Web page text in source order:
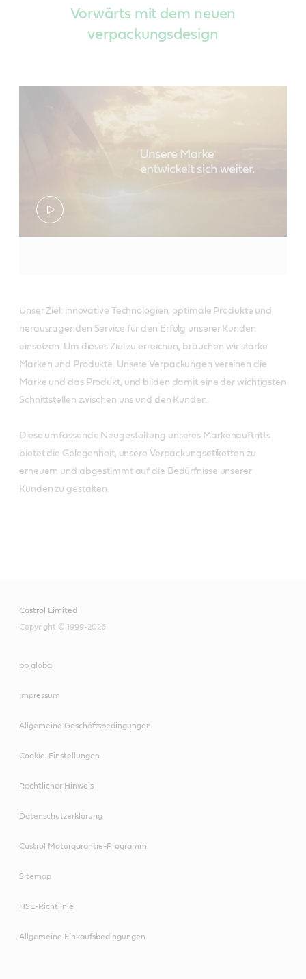
Vorwärts mit dem neuen
verpackungsdesign
Unser Ziel: innovative Technologien, optimale Produkte und
herausragenden Service für den Erfolg unserer Kunden
einsetzen. Um dieses Ziel zu erreichen, brauchen wir starke
Marken und Produkte. Unsere Verpackungen vereinen die
Marke und das Produkt, und bilden damit eine der wichtigsten
Schnittstellen zwischen uns und den Kunden.
Diese umfassende Neugestaltung unseres Markenauftritts
bietet die Gelegenheit, unsere Verpackungsetiketten zu
erneuern und abgestimmt auf die Bedürfnisse unserer
Kunden zu gestalten.
Castrol Limited
Copyright © 1999-2026
bp global
Impressum
Allgemeine Geschäftsbedingungen
Cookie-Einstellungen
Rechtlicher Hinweis
Datenschutzerklärung
Castrol Motorgarantie-Programm
Sitemap
HSE-Richtlinie
Allgemeine Einkaufsbedingungen